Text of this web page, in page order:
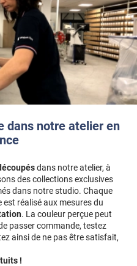
dans notre atelier en
dans notre atelier, à
des collections exclusives
dans notre studio. Chaque
réalisé aux mesures du
. La couleur perçue peut
passer commande, testez
ainsi de ne pas être satisfait,
!